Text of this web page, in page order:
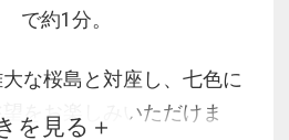
で約1分。
な桜島と対座し、七色に
をお楽しみいただけま
を見る